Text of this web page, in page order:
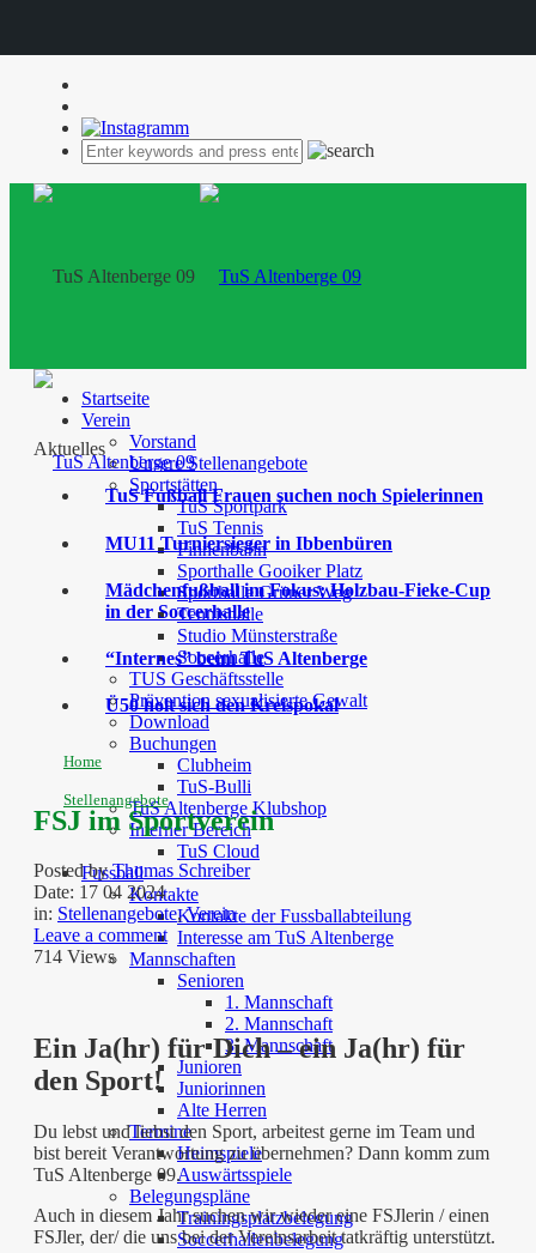
Startseite
Verein
Vorstand
Unsere Stellenangebote
Sportstätten
TuS Sportpark
TuS Tennis
Finnenbahn
Sporthalle Gooiker Platz
Sporthalle Grüner Weg
Tennishalle
Studio Münsterstraße
Soccerhalle
TUS Geschäftsstelle
Prävention sexualisierte Gewalt
Download
Buchungen
Clubheim
TuS-Bulli
TuS Altenberge Klubshop
Interner Bereich
TuS Cloud
Fussball
Kontakte
Kontakte der Fussballabteilung
Interesse am TuS Altenberge
Mannschaften
Senioren
1. Mannschaft
2. Mannschaft
3. Mannschaft
Junioren
Juniorinnen
Alte Herren
Termine
Heimspiele
Auswärtsspiele
Belegungspläne
Trainingsplatzbelegung
Soccerhallenbelegung
Aktuelles
TuS Fußball Frauen suchen noch Spielerinnen
MU11 Turniersieger in Ibbenbüren
Mädchenfußball im Fokus: Holzbau-Fieke-Cup
in der Soccerhalle
“Internes” beim TuS Altenberge
Ü50 holt sich den Kreispokal
Home
Stellenangebote
FSJ im Sportverein
Posted byThomas Schreiber
Date: 17 04 2024
in: Stellenangebote,Verein
Leave a comment
714 Views
Ein Ja(hr) für Dich – ein Ja(hr) für
den Sport!
Du lebst und liebst den Sport, arbeitest gerne im Team und
bist bereit Verantwortung zu übernehmen? Dann komm zum
TuS Altenberge 09.
Auch in diesem Jahr suchen wir wieder eine FSJlerin / einen
FSJler, der/ die uns bei der Vereinsarbeit tatkräftig unterstützt.